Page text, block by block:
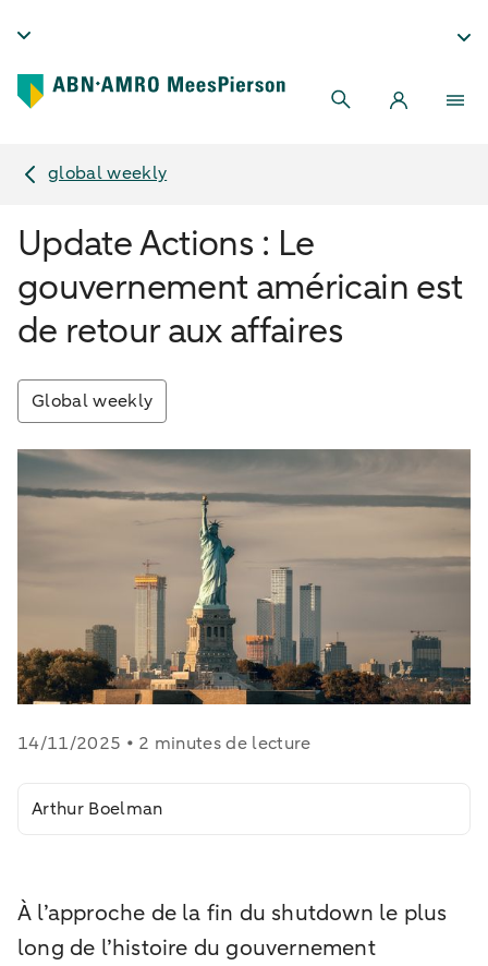
global weekly
Update Actions : Le
gouvernement américain est
de retour aux affaires
Global weekly
14/11/2025 • 2 minutes de lecture
Arthur Boelman
À l’approche de la fin du shutdown le plus
long de l’histoire du gouvernement